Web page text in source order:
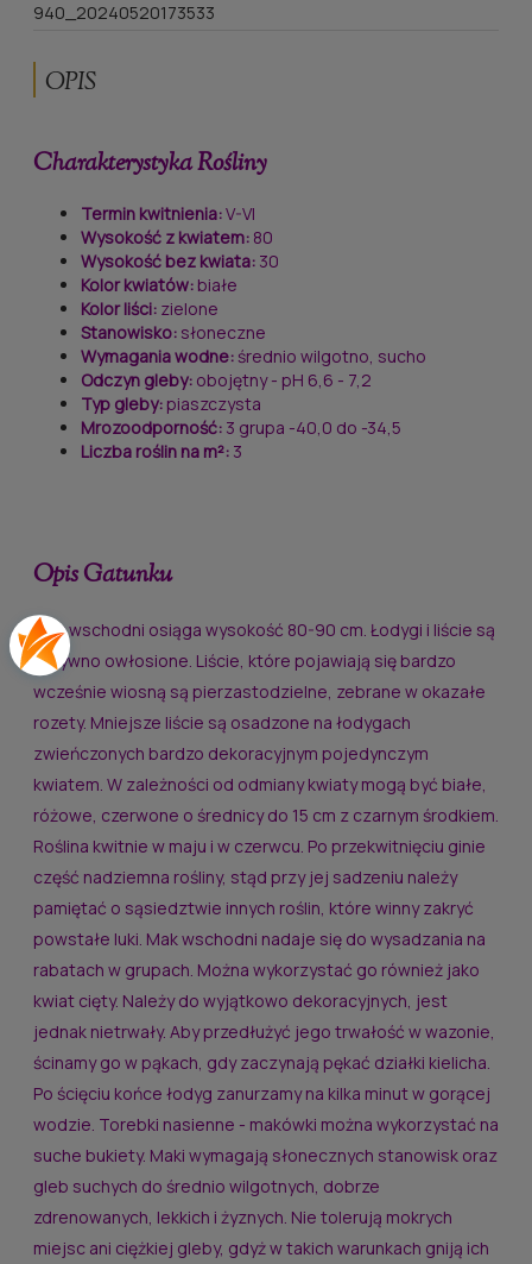
940_20240520173533
OPIS
CharakterystykaRośliny
Termin kwitnienia:V-VI
Wysokość z kwiatem: 80
Wysokość bez kwiata: 30
Kolor kwiatów:białe
Kolor liści: zielone
Stanowisko: słoneczne
Wymagania wodne:średnio wilgotno, sucho
Odczyn gleby: obojętny - pH 6,6 - 7,2
Typ gleby:piaszczysta
Mrozoodporność: 3 grupa -40,0 do -34,5
Liczba roślin na m²: 3
OpisGatunku
Mak wschodni osiąga wysokość 80-90 cm. Łodygi i liście są
sztywno owłosione. Liście, które pojawiają się bardzo
wcześnie wiosną są pierzastodzielne, zebrane w okazałe
rozety. Mniejsze liście są osadzone na łodygach
zwieńczonych bardzo dekoracyjnym pojedynczym
kwiatem. W zależności od odmiany kwiaty mogą być białe,
różowe, czerwone o średnicy do 15 cm z czarnym środkiem.
Roślina kwitnie w maju i w czerwcu. Po przekwitnięciu ginie
część nadziemna rośliny, stąd przy jej sadzeniu należy
pamiętać o sąsiedztwie innych roślin, które winny zakryć
powstałe luki. Mak wschodni nadaje się do wysadzania na
rabatach w grupach. Można wykorzystać go również jako
kwiat cięty. Należy do wyjątkowo dekoracyjnych, jest
jednak nietrwały. Aby przedłużyć jego trwałość w wazonie,
ścinamy go w pąkach, gdy zaczynają pękać działki kielicha.
Po ścięciu końce łodyg zanurzamy na kilka minut w gorącej
wodzie. Torebki nasienne - makówki można wykorzystać na
suche bukiety. Maki wymagają słonecznych stanowisk oraz
gleb suchych do średnio wilgotnych, dobrze
zdrenowanych, lekkich i żyznych. Nie tolerują mokrych
miejsc ani ciężkiej gleby, gdyż w takich warunkach gniją ich